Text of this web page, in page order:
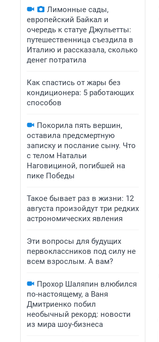
Лимонные сады,
европейский Байкал и
очередь к статуе Джульетты:
путешественница съездила в
Италию и рассказала, сколько
денег потратила
Как спастись от жары без
кондиционера: 5 работающих
способов
Покорила пять вершин,
оставила предсмертную
записку и послание сыну. Что
с телом Натальи
Наговициной, погибшей на
пике Победы
Такое бывает раз в жизни: 12
августа произойдут три редких
астрономических явления
Эти вопросы для будущих
первоклассников под силу не
всем взрослым. А вам?
Прохор Шаляпин влюбился
по-настоящему, а Ваня
Дмитриенко побил
необычный рекорд: новости
из мира шоу-бизнеса